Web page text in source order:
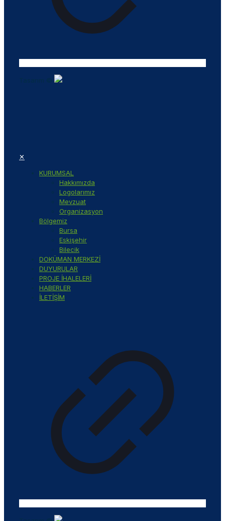
✕
KURUMSAL
Hakkımızda
Logolarımız
Mevzuat
Organizasyon
Bölgemiz
Bursa
Eskişehir
Bilecik
DOKÜMAN MERKEZİ
DUYURULAR
PROJE İHALELERİ
HABERLER
İLETİŞİM